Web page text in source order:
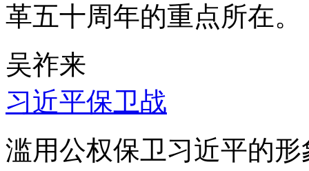
革五十周年的重点所在。
吴祚来
习近平保卫战
滥用公权保卫习近平的